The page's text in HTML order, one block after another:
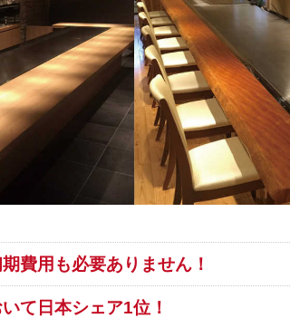
費用も必要ありません！
て日本シェア1位！